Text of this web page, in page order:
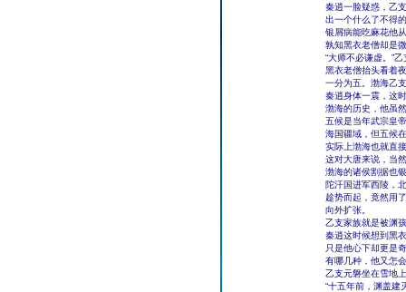
秦逍一脸疑惑，乙
出一个什么了不得
银屑病能吃麻花他
孰知黑衣老僧却是
“大师不必谦虚。”
黑衣老僧抬头看着
一分为五。渤海乙
秦逍身体一震，这
渤海的历史，他虽
五候是当年武宗皇
海国疆域，但五候
实际上渤海也就直
这对大唐来说，当
渤海的诸侯割据也
陀汗国进军西陵，
趁势而起，竟然用
向外扩张。
乙支家族就是被渊
秦逍这时候想到黑
只是他心下却更是
有哪几种，他又怎
乙支元磐坐在雪地
“十五年前，渊盖建